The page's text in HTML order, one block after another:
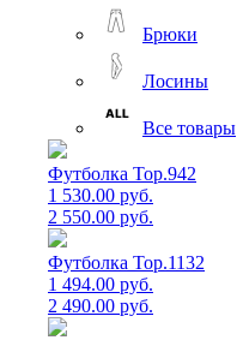
Брюки
Лосины
Все товары
Футболка Top.942
1 530.00 руб.
2 550.00 руб.
Футболка Top.1132
1 494.00 руб.
2 490.00 руб.